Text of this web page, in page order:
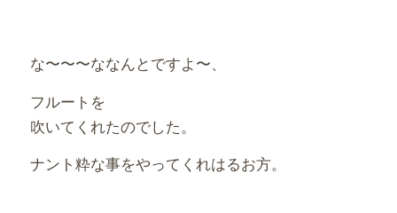
な〜〜〜ななんとですよ〜、
フルートを
吹いてくれたのでした。
ナント粋な事をやってくれはるお方。